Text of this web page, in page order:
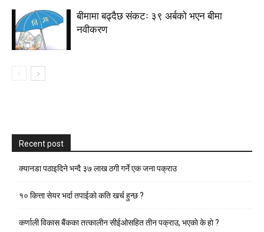
बीमामा बढ्दैछ संकटः ३९ अर्बको भएन बीमा
नवीकरण
Recent post
क्यानडा पठाइदिने भन्दै ३७ लाख ठगी गर्ने एक जना पक्राउ
१० कित्ता सेयर भर्दा तपाईको कति खर्च हुन्छ ?
कर्णाली विकास बैंकका तत्कालीन सीईओसहित तीन पक्राउ, भएकाे के हाे ?